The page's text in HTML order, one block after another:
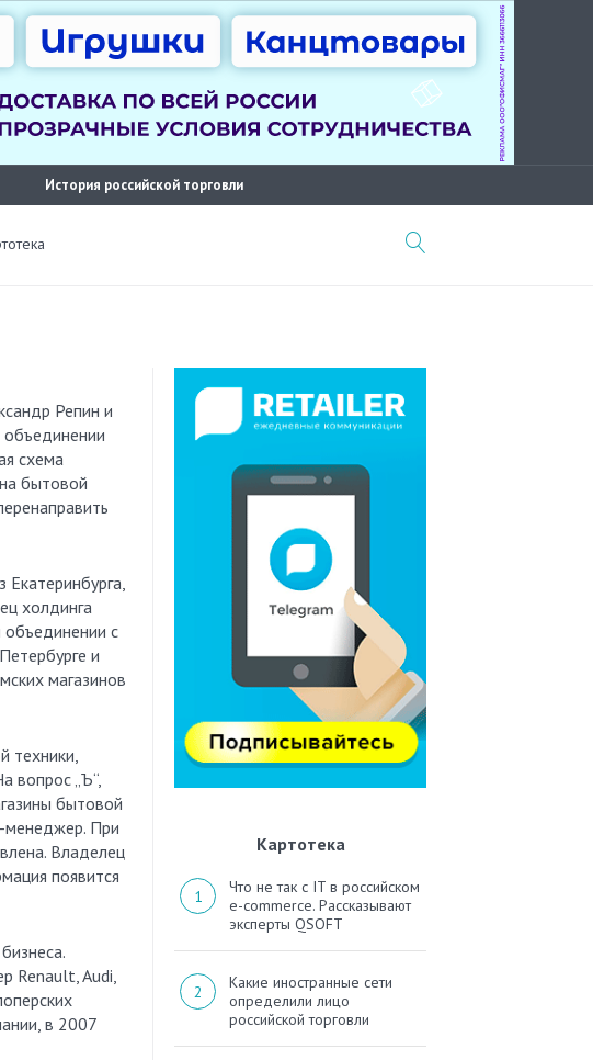
История российской торговли
объединении
схема
бытовой
холдинга
объединении с
и
магазинов
техники,
вопрос „Ъ“,
бытовой
менеджер. При
Владелец
появится
Renault, Audi,
в 2007
Картотека
Что не так с IT в российском
e-commerce. Рассказывают
эксперты QSOFT
Какие иностранные сети
определили лицо
российской торговли